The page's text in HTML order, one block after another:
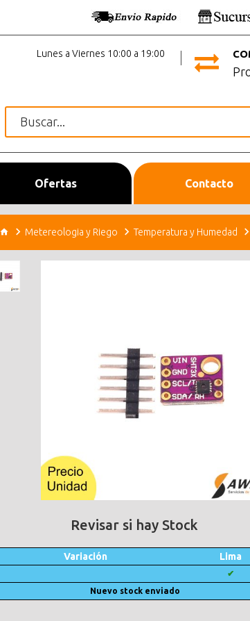
Lunes a Viernes 10:00 a 19:00
Ofertas Contacto
Metereologia y Riego Temperatura y Humedad
Revisar si hay Stock
Variación Lima
✔
Nuevo stock enviado